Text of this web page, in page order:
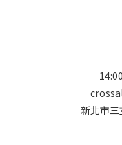
新北市